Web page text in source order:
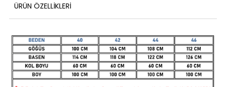
ÜRÜN ÖZELLIKLERI